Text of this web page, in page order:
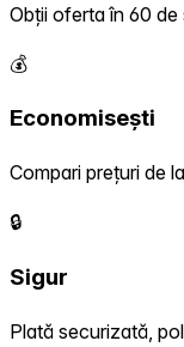
Obții oferta în 60 de
💰
Economisești
Compari prețuri de
🔒
Sigur
Plată securizată,